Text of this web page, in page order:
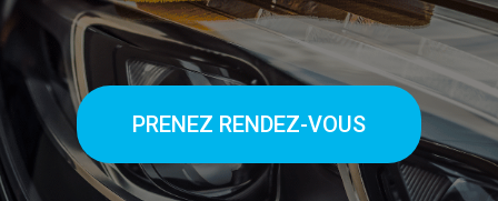
PRENEZ RENDEZ-VOUS